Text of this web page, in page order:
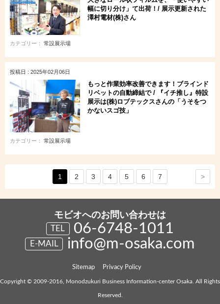
幅に切り分け」て出荷！/ 展示更新された
澤村電材(株)さん
カテゴリー： 常設展示場
投稿日 : 2025年02月06日
もっと作業効率改善できます！ブラインド
リベットの自動締結で / 『イチ推し』特設
展示は(株)ロブテックスさんの「うそをつ
かないスゴ技」
カテゴリー： 常設展示場
1 2 3 4 5 6 7 >
モビオへのお問い合わせは
TEL 06-6748-1011
E-MAIL info@m-osaka.com
Sitemap Privacy Policy
Copyright © 2009-2016, Monodzukuri Business Information-center Osaka. All Rights
Reserved.